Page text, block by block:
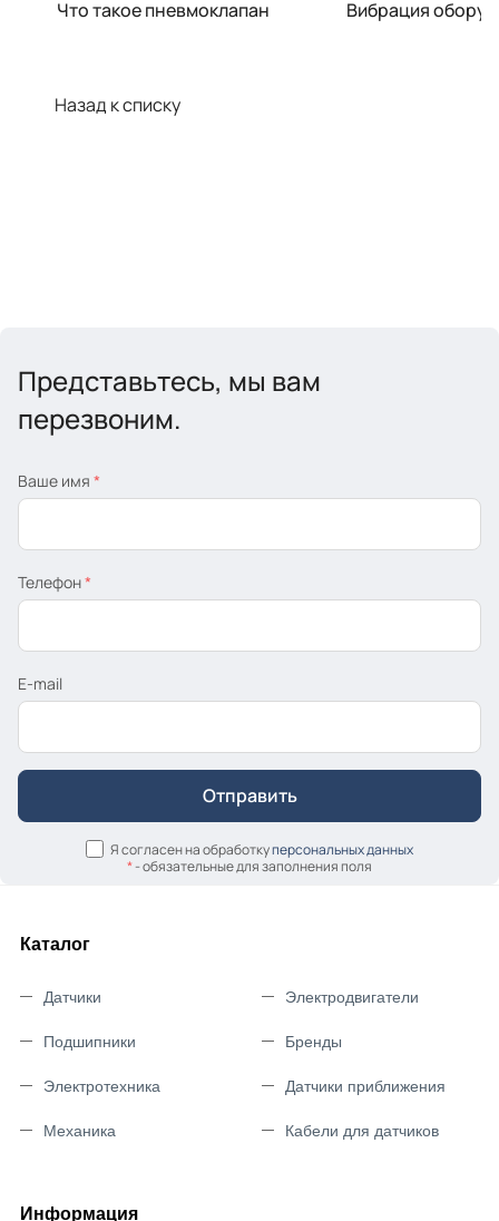
Что такое пневмоклапан Вибрация
Назад к списку
Представьтесь, мы вам
перезвоним.
Ваше имя *
Телефон*
E-mail
Я согласен на обработкуперсональных данных
*- обязательные для заполнения поля
Каталог
Датчики
Подшипники
Электротехника
Механика
Электродвигатели
Бренды
Датчики приближения
Кабели для датчиков
Информация